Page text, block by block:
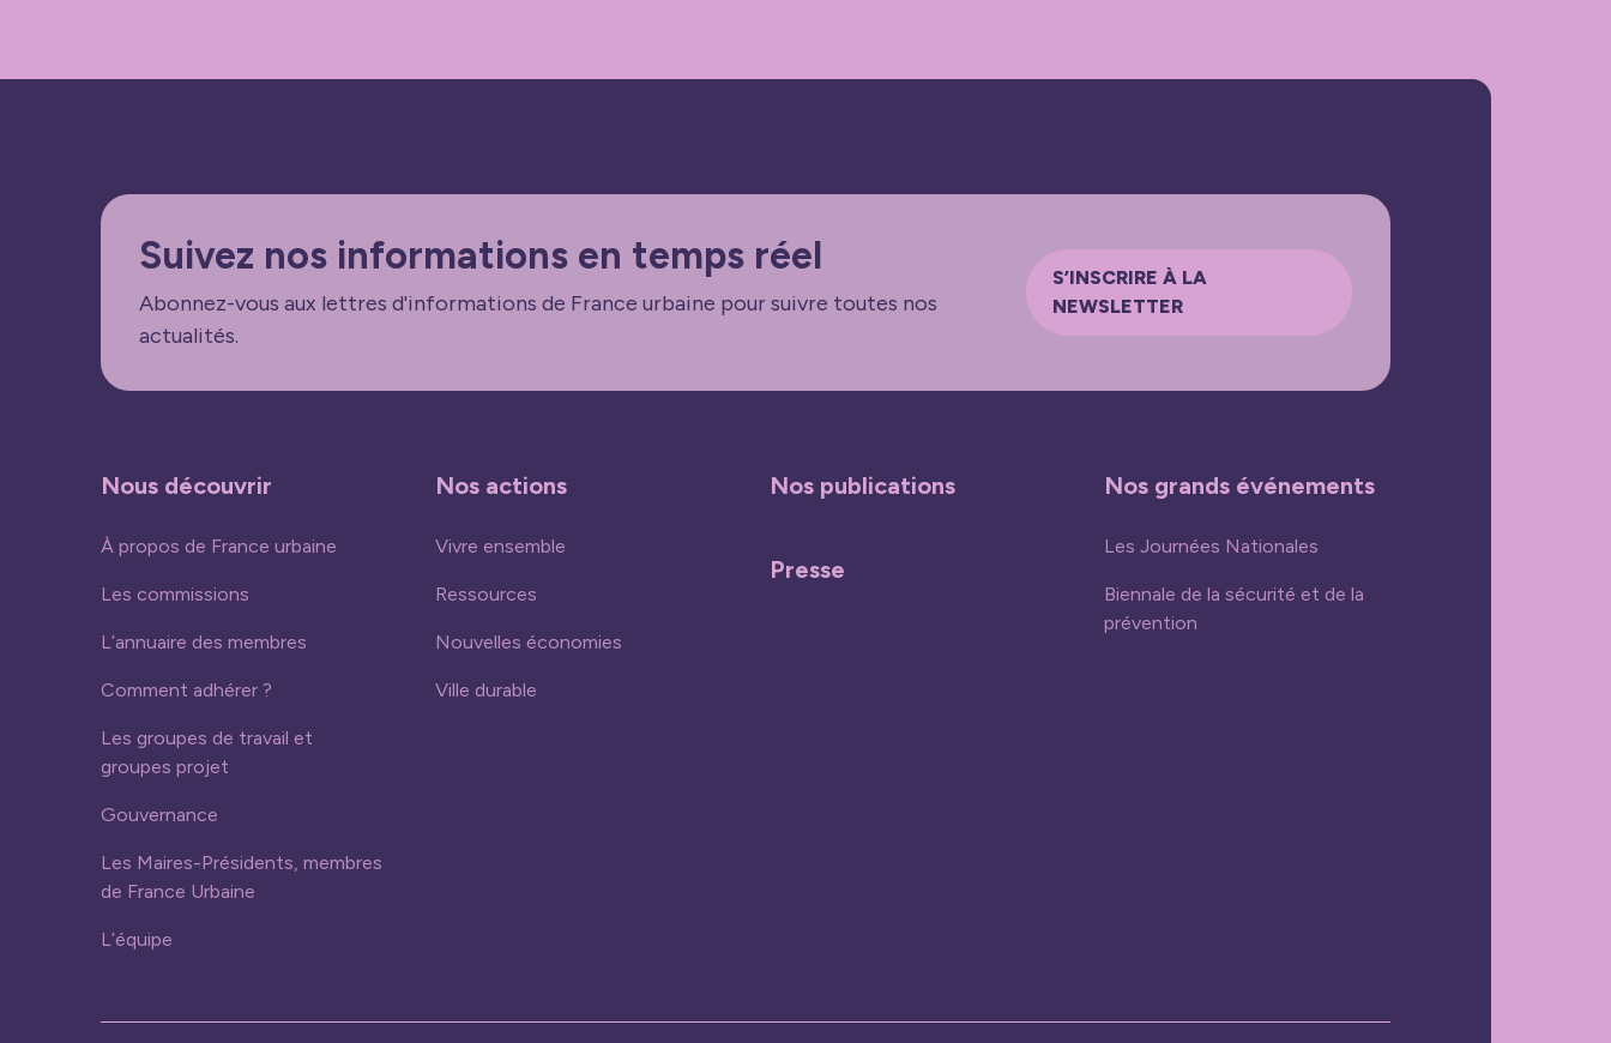
Suivez nos informations en temps réel
Abonnez-vous aux lettres d'informations de France urbaine pour suivre toutes nos
actualités.
S’INSCRIRE À LA
NEWSLETTER
Nous découvrir
À propos de France urbaine
Les commissions
L’annuaire des membres
Comment adhérer ?
Les groupes de travail et
groupes projet
Gouvernance
Les Maires-Présidents, membres
de France Urbaine
L’équipe
Nos actions
Vivre ensemble
Ressources
Nouvelles économies
Ville durable
Nos publications
Presse
Nos grands événements
Les Journées Nationales
Biennale de la sécurité et de la
prévention